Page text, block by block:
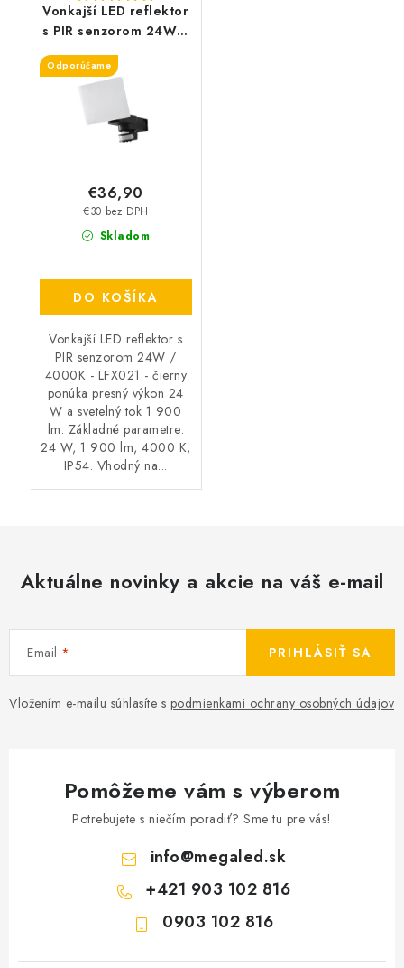
Vonkajší LED reflektor
s PIR senzorom 24W /
čierny
Odporúčame
Skladom
€30 bez DPH
€36,90
DO KOŠÍKA
Vonkajší LED reflektor s
PIR senzorom 24W /
4000K - LFX021 - čierny
ponúka presný výkon 24
W a svetelný tok 1 900
lm. Základné parametre:
24 W, 1 900 lm, 4000 K,
IP54. Vhodný na...
Aktuálne novinky a akcie na váš e-mail
Email
Vložením e-mailu súhlasíte s podmienkami ochrany osobných údajov
PRIHLÁSIŤ SA
Pomôžeme vám s výberom
Potrebujete s niečím poradiť? Sme tu pre vás!
info@megaled.sk
+421 903 102 816
0903 102 816